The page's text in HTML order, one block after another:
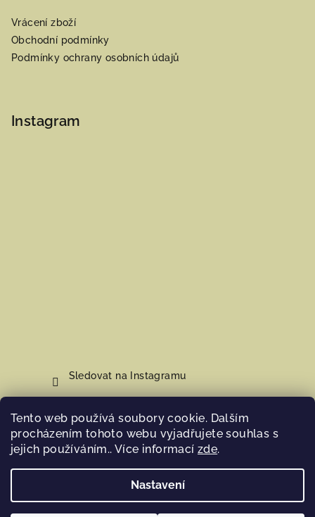
Tento web používá soubory cookie. Dalším
procházením tohoto webu vyjadřujete souhlas s
jejich používáním.. Více informací zde.
Nastavení
Vrácení zboží
Obchodní podmínky
Podmínky ochrany osobních údajů
Instagram
Sledovat na Instagramu
Nákupní košík
0ks /0 Kč